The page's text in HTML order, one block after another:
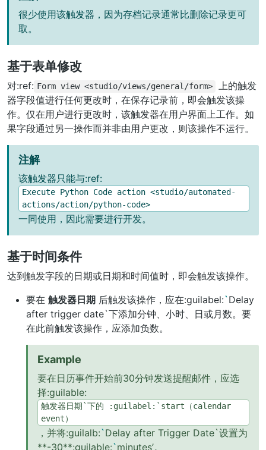
很少使用该触发器，因为存档记录通常比删除记录更可
取。
基于表单修改
对:ref: Form view <studio/views/general/form>
上的触发
器字段值进行任何更改时，在保存记录前，即会触发该操
作。仅在用户进行更改时，该触发器在用户界面上工作。如
果字段通过另一操作而并非由用户更改，则该操作不运行。
注解
该触发器只能与:ref:
Execute Python Code action <studio/automated-
actions/action/python-code>
一同使用，因此需要进行开发。
基于时间条件
达到触发字段的日期或日期和时间值时，即会触发该操作。
要在 触发器日期 后触发该操作，应在:guilabel:`Delay
after trigger date`下添加分钟、小时、日或月数。要
在此前触发该操作，应添加负数。
Example
要在日历事件开始前30分钟发送提醒邮件，应选
择:guilable:
触发器日期`下的
:guilabel:`start（calendar
event）
，并将:guilalb:`Delay after Trigger Date`设置为
**-30**:guilable:`minutes’。